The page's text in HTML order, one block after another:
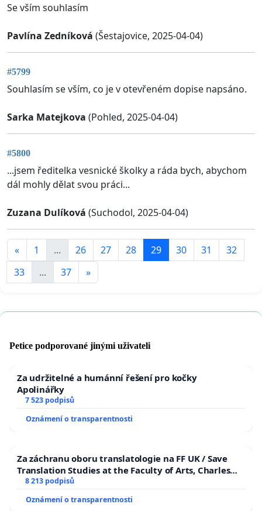
Se vším souhlasím
Pavlína Zedníková (Šestajovice, 2025-04-04)
#5799
Souhlasím se vším, co je v otevřeném dopise napsáno.
Sarka Matejkova (Pohled, 2025-04-04)
#5800
...jsem ředitelka vesnické školky a ráda bych, abychom
dál mohly dělat svou práci...
Zuzana Dulíková (Suchodol, 2025-04-04)
« 1 ... 26 27 28 29 30 31
32
33
... 37 »
Petice podporované jinými uživateli
Za udržitelné a humánní řešení pro kočky
Apolinářky
7 523 podpisů
Oznámení o transparentnosti
Za záchranu oboru translatologie na FF UK / Save
Translation Studies at the Faculty of Arts, Charles
University
8 213 podpisů
Oznámení o transparentnosti